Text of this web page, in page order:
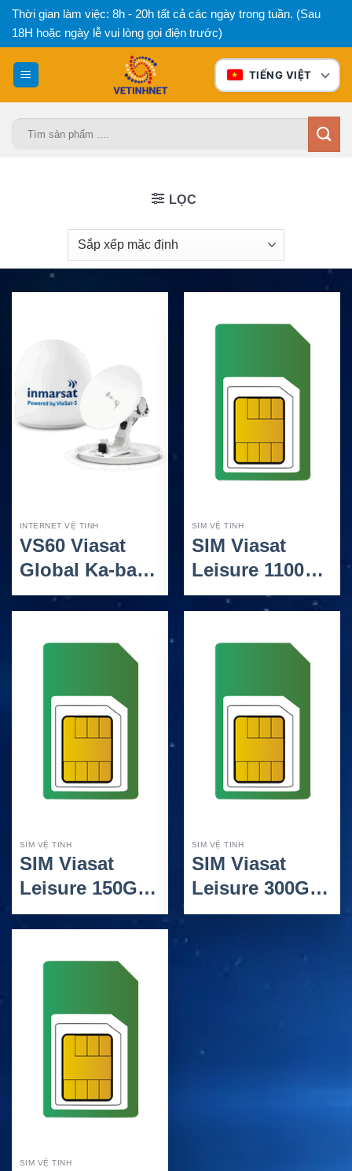
Bỏ
qua
nội
dung
Thời gian làm việc: 8h - 20h tất cả các ngày trong tuần. (Sau
18H hoặc ngày lễ vui lòng gọi điện trước)
TIẾNG VIỆT
LỌC
INTERNET VỆ TINH
VS60 Viasat
Global Ka-band
– Terminal
VSAT Hàng Hải
Ka-band 65cm
SIM VỆ TINH
SIM Viasat
Leisure 1100GB
– Gói internet
vệ tinh cho du
thuyền và
nhóm 25 người
SIM VỆ TINH
SIM Viasat
Leisure 150GB
– Gói internet
nhóm nhỏ 5
SIM VỆ TINH
SIM Viasat
Leisure 300GB
– Gói internet
nhóm 10 người
SIM VỆ TINH